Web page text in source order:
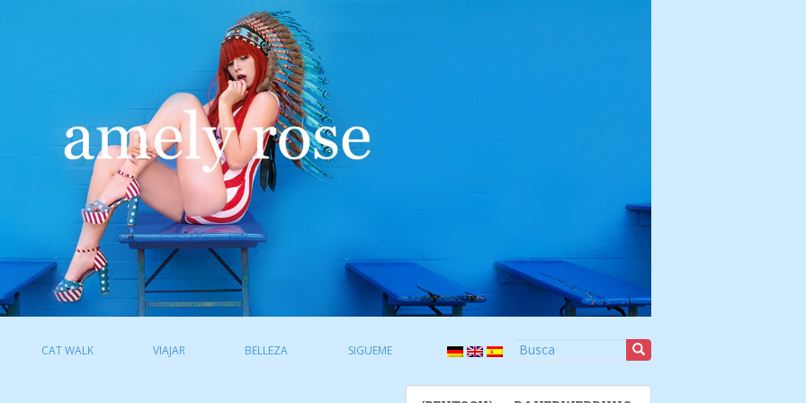
CAT WALK VIAJAR BELLEZA SIGUEME Buscar: